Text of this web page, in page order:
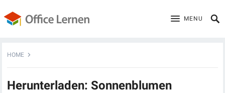
MENU
HOME
Herunterladen: Sonnenblumen